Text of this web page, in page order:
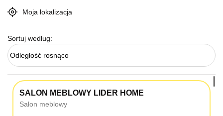
Moja lokalizacja
Sortuj według:
Odległość rosnąco
SALON MEBLOWY LIDER HOME
Salon meblowy